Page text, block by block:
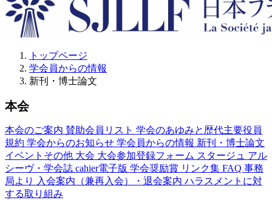
トップページ
学会員からの情報
新刊・博士論文
本会
本会のご案内 賛助会員リスト 学会のあゆみと歴代主要役員
規約 学会からのお知らせ 学会員からの情報 新刊・博士論文
イベントその他 大会 大会参加登録フォーム スタージュ アル
シーヴ・学会誌 cahier電子版 学会奨励賞 リンク集 FAQ 事務
局より
入会案内（兼再入会）・退会案内 ハラスメントに対
する取り組み